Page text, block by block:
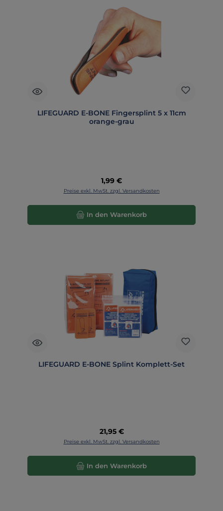
LIFEGUARD E-BONE Fingersplint 5 x 11cm
orange-grau
Regulärer Preis:
1,99 €
Preise exkl. MwSt. zzgl. Versandkosten
In den Warenkorb
LIFEGUARD E-BONE Splint Komplett-Set
Regulärer Preis:
21,95 €
Preise exkl. MwSt. zzgl. Versandkosten
In den Warenkorb